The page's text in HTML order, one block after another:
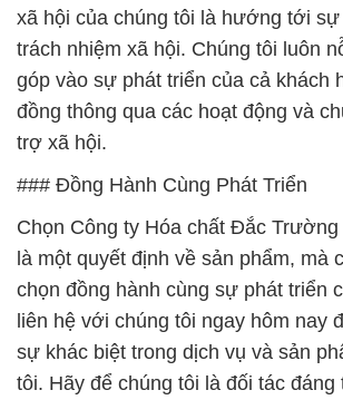
xã hội của chúng tôi là hướng tới
trách nhiệm xã hội. Chúng tôi luôn
góp vào sự phát triển của cả khách
đồng thông qua các hoạt động và
trợ xã hội.
### Đồng Hành Cùng Phát Triển
Chọn Công ty Hóa chất Đắc
là một quyết định về sản phẩm, mà
chọn đồng hành cùng sự phát triển
liên hệ với chúng tôi ngay hôm nay
sự khác biệt trong dịch vụ và sản
tôi. Hãy để chúng tôi là đối tác đáng